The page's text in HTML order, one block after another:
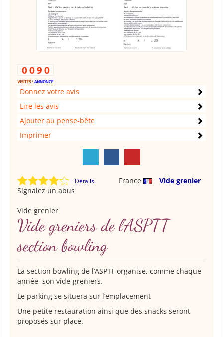
Donnez votre avis
Lire les avis
Ajouter au pense-bête
Imprimer
Détails France
Vide grenier
Signalez un abus
Vide grenier
Vide greniers de l'ASPTT
section bowling
La section bowling de l’ASPTT organise, comme chaque
année, son vide-greniers.
Le parking se situera sur l’emplacement
Une petite restauration ainsi que des snacks seront
proposés sur place.